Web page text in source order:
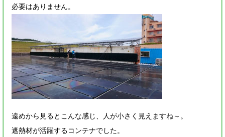
必要はありません。
遠めから見るとこんな感じ、人が小さく見えますね～。
遮熱材が活躍するコンテナでした。